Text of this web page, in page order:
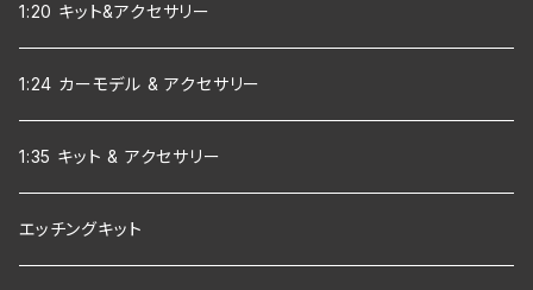
1:20 キット&アクセサリー
1:24 カーモデル & アクセサリー
1:35 キット & アクセサリー
エッチングキット